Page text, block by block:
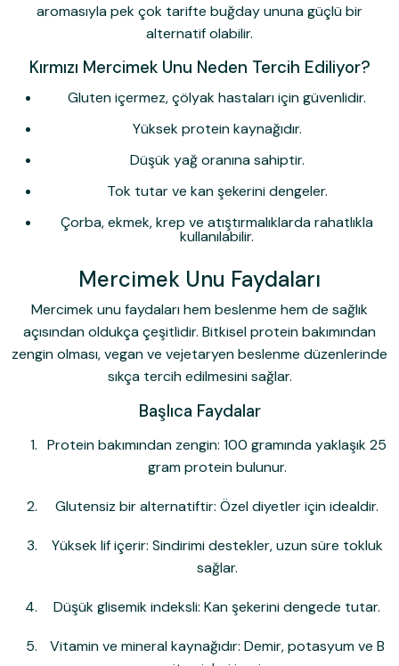
aromasıyla pek çok tarifte buğday ununa güçlü bir
alternatif olabilir.
Kırmızı Mercimek Unu Neden Tercih Ediliyor?
Gluten içermez, çölyak hastaları için güvenlidir.
Yüksek protein kaynağıdır.
Düşük yağ oranına sahiptir.
Tok tutar ve kan şekerini dengeler.
Çorba, ekmek, krep ve atıştırmalıklarda rahatlıkla
kullanılabilir.
Mercimek Unu Faydaları
Mercimek unu faydalarıhem beslenme hem de sağlık
açısından oldukça çeşitlidir. Bitkisel protein bakımından
zengin olması, vegan ve vejetaryen beslenme düzenlerinde
sıkça tercih edilmesini sağlar.
Başlıca Faydalar
Protein bakımından zengin: 100 gramında yaklaşık 25
gram protein bulunur.
Glutensiz bir alternatiftir: Özel diyetler için idealdir.
Yüksek lif içerir: Sindirimi destekler, uzun süre tokluk
sağlar.
Düşük glisemik indeksli: Kan şekerini dengede tutar.
Vitamin ve mineral kaynağıdır: Demir, potasyum ve B